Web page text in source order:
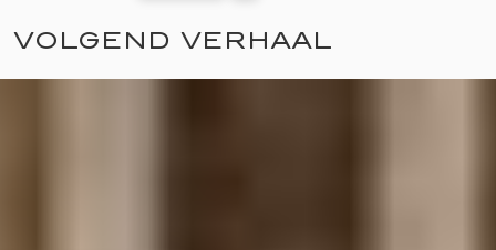
VOLGEND VERHAAL